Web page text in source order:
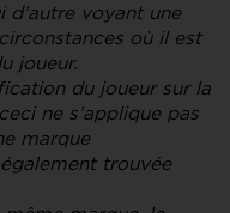
d’autre voyant une
où il est
joueur.
du joueur sur la
ne s’applique pas
marque
trouvée